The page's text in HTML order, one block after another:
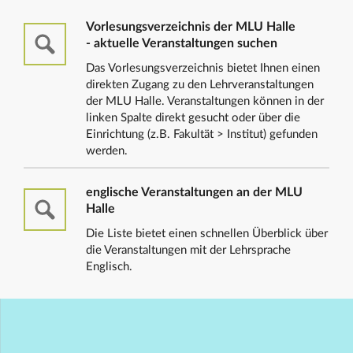
Vorlesungsverzeichnis der MLU Halle
- aktuelle Veranstaltungen suchen
Das Vorlesungsverzeichnis bietet Ihnen einen
direkten Zugang zu den Lehrveranstaltungen
der MLU Halle. Veranstaltungen können in der
linken Spalte direkt gesucht oder über die
Einrichtung (z.B. Fakultät > Institut) gefunden
werden.
englische Veranstaltungen an der MLU
Halle
Die Liste bietet einen schnellen Überblick über
die Veranstaltungen mit der Lehrsprache
Englisch.